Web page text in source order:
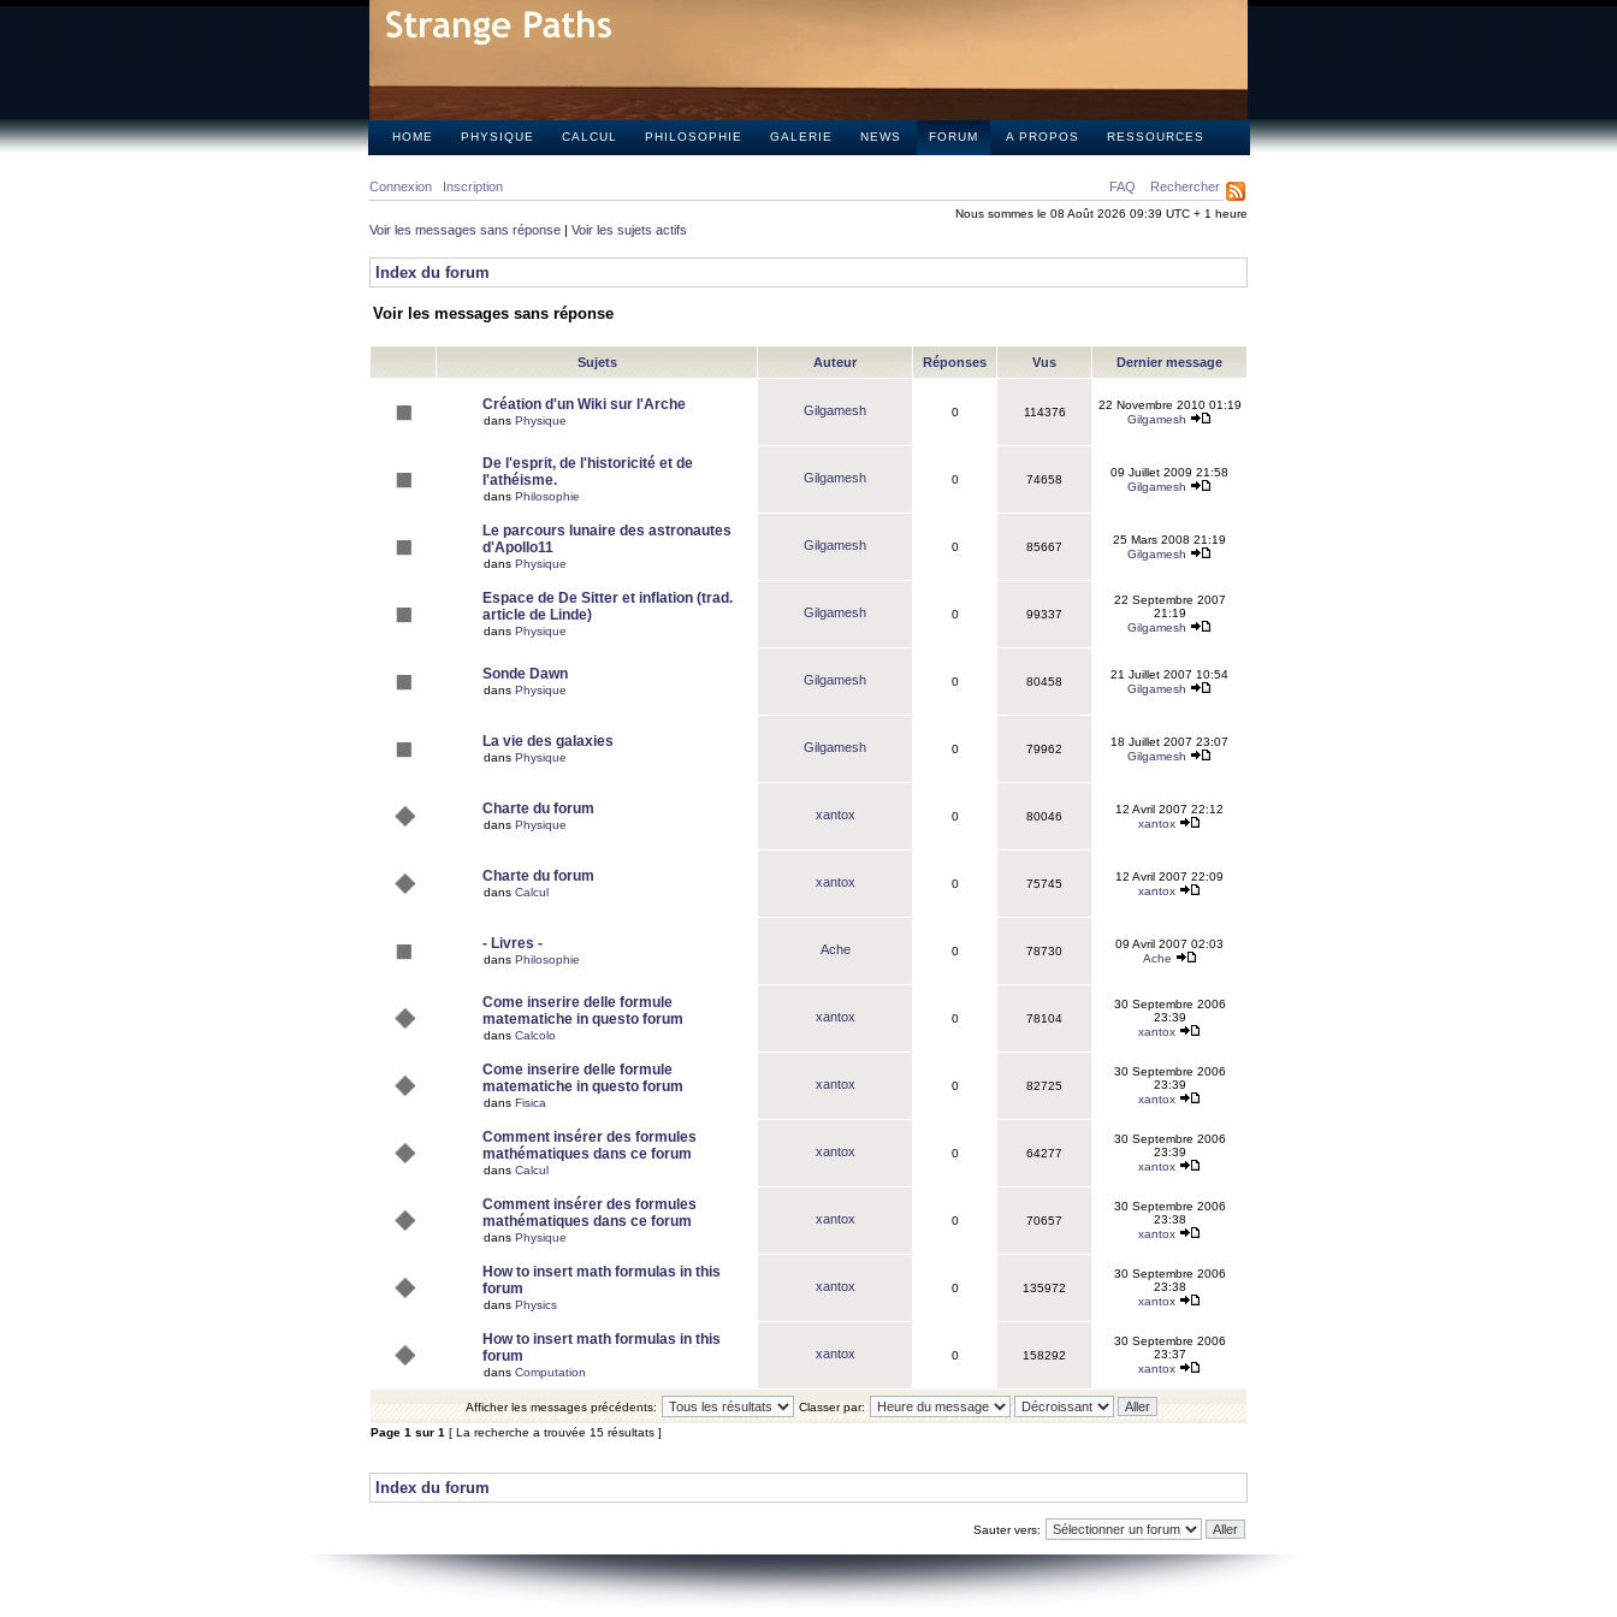
HOME PHYSIQUE CALCUL PHILOSOPHIE GALERIE NEWS FORUM A PROPOS RESSOURCES
FAQ Rechercher
Connexion Inscription
Nous sommes le 08 Août 2026 09:39 UTC + 1 heure
Voir les messages sans réponse | Voir les sujets actifs
Index du forum
Voir les messages sans réponse
Sujets Auteur Réponses Vus Dernier message
Création d'un Wiki sur l'Arche
dans Physique
Gilgamesh 0 114376
22 Novembre 2010 01:19
Gilgamesh
De l'esprit, de l'historicité et de
l'athéisme.
dans Philosophie
Gilgamesh 0 74658
09 Juillet 2009 21:58
Gilgamesh
Le parcours lunaire des astronautes
d'Apollo11
dans Physique
Gilgamesh 0 85667
25 Mars 2008 21:19
Gilgamesh
Espace de De Sitter et inflation (trad.
article de Linde)
dans Physique
Gilgamesh 0 99337
22 Septembre 2007
21:19
Gilgamesh
Sonde Dawn
dans Physique
Gilgamesh 0 80458
21 Juillet 2007 10:54
Gilgamesh
La vie des galaxies
dans Physique
Gilgamesh 0 79962
18 Juillet 2007 23:07
Gilgamesh
Charte du forum
dans Physique
xantox 0 80046
12 Avril 2007 22:12
xantox
Charte du forum
dans Calcul
xantox 0 75745
12 Avril 2007 22:09
xantox
- Livres -
dans Philosophie
Ache 0 78730
09 Avril 2007 02:03
Ache
Come inserire delle formule
matematiche in questo forum
dans Calcolo
xantox 0 78104
30 Septembre 2006
23:39
xantox
Come inserire delle formule
matematiche in questo forum
dans Fisica
xantox 0 82725
30 Septembre 2006
23:39
xantox
Comment insérer des formules
mathématiques dans ce forum
dans Calcul
xantox 0 64277
30 Septembre 2006
23:39
xantox
Comment insérer des formules
mathématiques dans ce forum
dans Physique
xantox 0 70657
30 Septembre 2006
23:38
xantox
How to insert math formulas in this
forum
dans Physics
xantox 0 135972
30 Septembre 2006
23:38
xantox
How to insert math formulas in this
forum
dans Computation
xantox 0 158292
30 Septembre 2006
23:37
xantox
Afficher les messages précédents:
Classer par:
Page 1 sur 1 [ La recherche a trouvée 15 résultats ]
Index du forum
Sauter vers: